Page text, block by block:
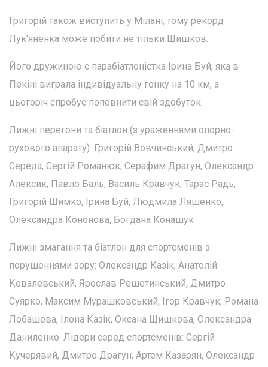
Григорій також виступить у Мілані, тому рекорд
Лук'яненка може побити не тільки Шишков.
Його дружиною є парабіатлоністка Ірина Буй, яка в
Пекіні виграла індивідуальну гонку на 10 км, а
цьогоріч спробує поповнити свій здобуток.
Лижні перегони та біатлон (з ураженнями опорно-
рухового апарату): Григорій Вовчинський, Дмитро
Середа, Сергій Романюк, Серафим Драгун, Олександр
Алексик, Павло Баль, Василь Кравчук, Тарас Радь,
Григорій Шимко, Ірина Буй, Людмила Ляшенко,
Олександра Кононова, Богдана Конашук
Лижні змагання та біатлон для спортсменів з
порушеннями зору: Олександр Казік, Анатолій
Ковалевський, Ярослав Решетинський, Дмитро
Суярко, Максим Мурашковський, Ігор Кравчук; Романа
Лобашева, Ілона Казік, Оксана Шишкова, Олександра
Даниленко. Лідери серед спортсменів: Сергій
Кучерявий, Дмитро Драгун, Артем Казарян, Олександр